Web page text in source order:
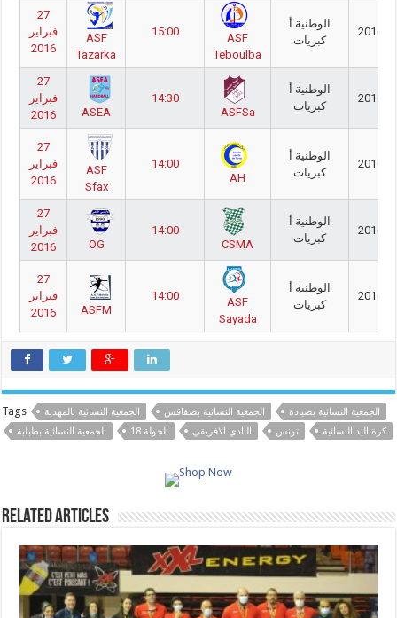
27
فبراير
2016
ASF
Tazarka
15:00
ASF
Teboulba
الوطنية أ
كبريات
2016/
27
فبراير
2016
ASEA
14:30
ASFSa
الوطنية أ
كبريات
2016/
27
فبراير
2016
ASF
Sfax
14:00
AH
الوطنية أ
كبريات
2016/
27
فبراير
2016
OG
14:00
CSMA
الوطنية أ
كبريات
2016/
27
فبراير
2016
ASFM
14:00
ASF
Sayada
الوطنية أ
كبريات
2016/
Tags الجمعية النسائية بالمهدية الجمعية النسائية بصفاقس
الجمعية النسائية بصيادة
الجمعية النسائية بطبلبة
الجولة 18 النادي الافريقي تونس كرة اليد النسائية
Related Articles